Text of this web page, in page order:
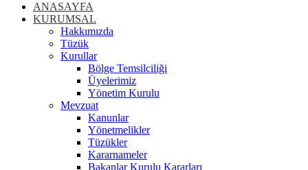
ANASAYFA
KURUMSAL
Hakkımızda
Tüzük
Kurullar
Bölge Temsilciliği
Üyelerimiz
Yönetim Kurulu
Mevzuat
Kanunlar
Yönetmelikler
Tüzükler
Kararnameler
Bakanlar Kurulu Kararları